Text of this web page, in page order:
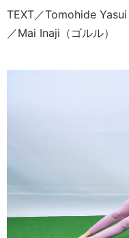
TEXT／Tomohide
／Mai Inaji（ゴルル）